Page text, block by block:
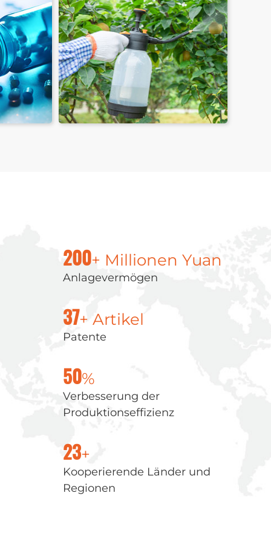
200+ Millionen Yuan
Anlagevermögen
37+ Artikel
Patente
50%
Verbesserung der
Produktionseffizienz
23+
Kooperierende Länder und
Regionen